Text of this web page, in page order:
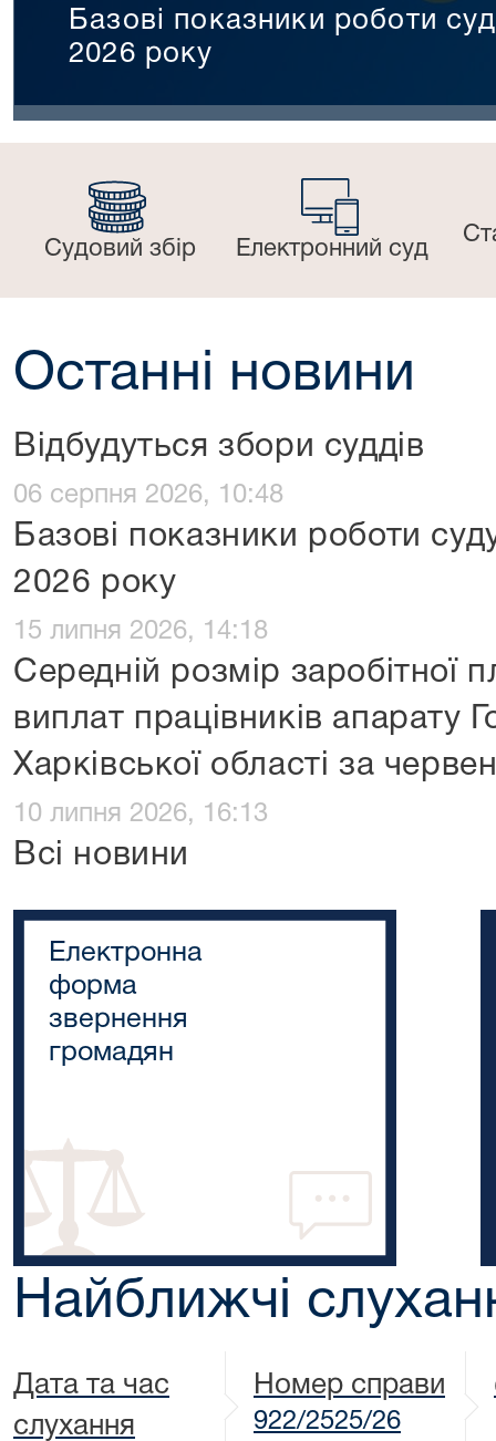
Базові показники роботи
2026 року
Судовий збір Електронний суд
Останні новини
Відбудуться збори суддів
06 серпня 2026, 10:48
Базові показники роботи
2026 року
15 липня 2026, 14:18
Середній розмір заробітної
виплат працівників апарату
Харківської області за
10 липня 2026, 16:13
Всі новини
Електронна
форма
звернення
громадян
Найближчі
Дата та час
слухання
Номер справи
922/2525/26